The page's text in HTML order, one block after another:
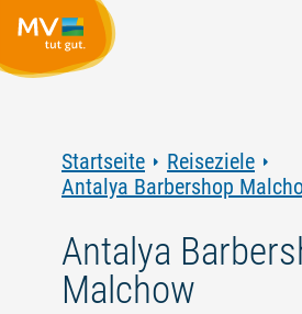
Startseite
Reiseziele
Antalya Barbershop
Antalya
Malchow